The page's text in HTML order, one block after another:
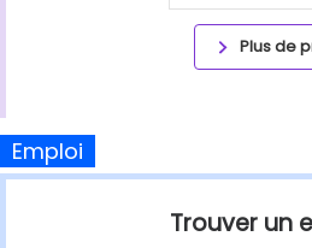
Plus de
Emploi
Trouver un